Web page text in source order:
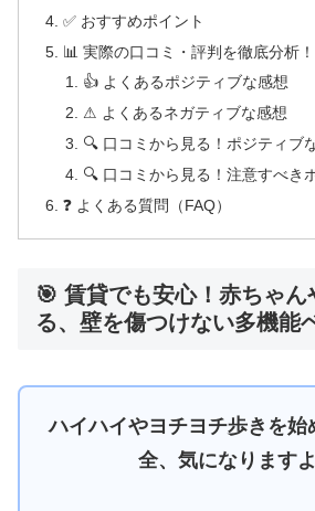
✅ おすすめポイント
📊 実際の口コミ・評判を徹底分析！
👍 よくあるポジティブな感想
⚠ よくあるネガティブな感想
🔍 口コミから見る！ポジティブ
🔍 口コミから見る！注意すべき
❓ よくある質問（FAQ）
🎯 賃貸でも安心！赤ちゃん
る、壁を傷つけない多機能
ハイハイやヨチヨチ歩きを始
全、気になります